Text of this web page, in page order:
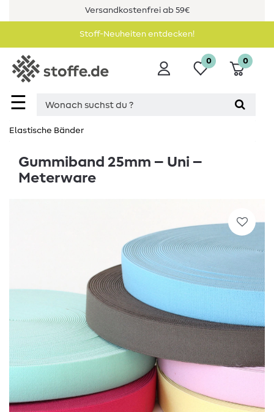
Versandkostenfrei ab 59€
Stoff-Neuheiten entdecken!
☰
0 0
Elastische Bänder
Gummiband 25mm – Uni –
Meterware